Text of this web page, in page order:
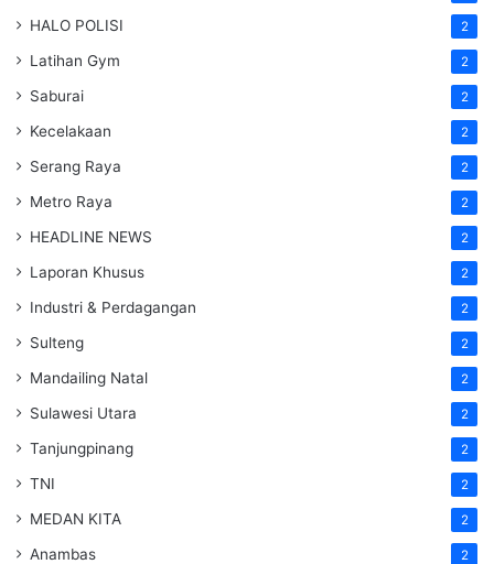
HALO POLISI 2
Latihan Gym 2
Saburai 2
Kecelakaan 2
Serang Raya 2
Metro Raya 2
HEADLINE NEWS 2
Laporan Khusus 2
Industri & Perdagangan 2
Sulteng 2
Mandailing Natal 2
Sulawesi Utara 2
Tanjungpinang 2
TNI 2
MEDAN KITA 2
Anambas 2